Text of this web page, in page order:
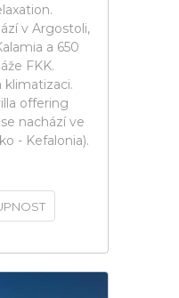
v Argostoli,
a 650
FKK.
klimatizaci.
offering
nachází ve
- Kefalonia).